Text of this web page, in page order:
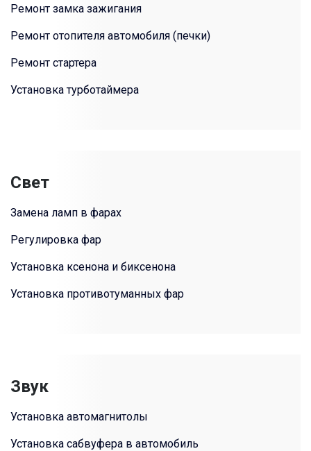
Ремонт замка зажигания
Ремонт отопителя автомобиля (печки)
Ремонт стартера
Установка турботаймера
Свет
Замена ламп в фарах
Регулировка фар
Установка ксенона и биксенона
Установка противотуманных фар
Звук
Установка автомагнитолы
Установка сабвуфера в автомобиль